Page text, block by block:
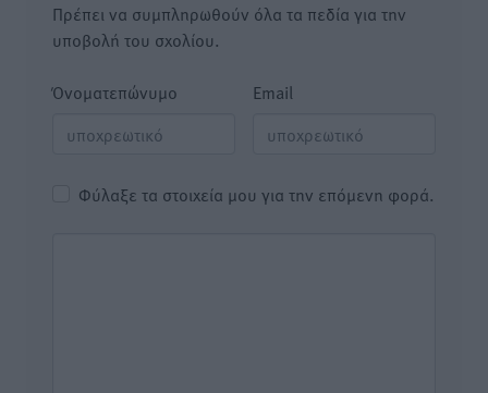
Πρέπει να συμπληρωθούν όλα τα πεδία για την
υποβολή του σχολίου.
Όνοματεπώνυμο Email
Φύλαξε τα στοιχεία μου για την επόμενη φορά.